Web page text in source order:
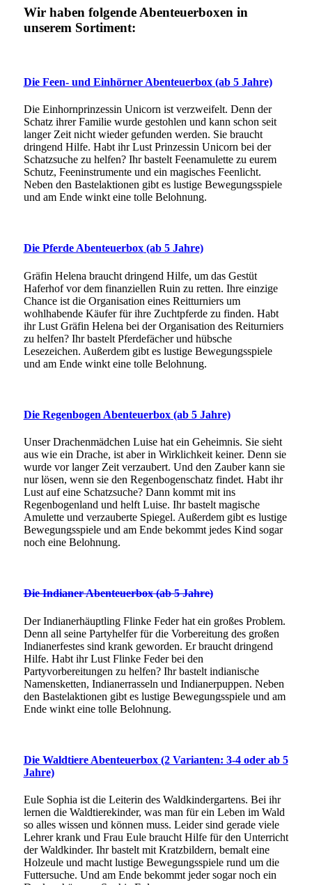
Wir haben folgende Abenteuerboxen in
unserem Sortiment:
Die Feen- und Einhörner Abenteuerbox(ab 5 Jahre)
Die Einhornprinzessin Unicorn ist verzweifelt. Denn der
Schatz ihrer Familie wurde gestohlen und kann schon seit
langer Zeit nicht wieder gefunden werden. Sie braucht
dringend Hilfe. Habt ihr Lust Prinzessin Unicorn bei der
Schatzsuche zu helfen? Ihr bastelt Feenamulette zu eurem
Schutz, Feeninstrumente und ein magisches Feenlicht.
Neben den Bastelaktionen gibt es lustige Bewegungsspiele
und am Ende winkt eine tolle Belohnung.
Die Pferde Abenteuerbox(ab 5 Jahre)
Gräfin Helena braucht dringend Hilfe, um das Gestüt
Haferhof vor dem finanziellen Ruin zu retten. Ihre einzige
Chance ist die Organisation eines Reitturniers um
wohlhabende Käufer für ihre Zuchtpferde zu finden. Habt
ihr Lust Gräfin Helena bei der Organisation des Reiturniers
zu helfen? Ihr bastelt Pferdefächer und hübsche
Lesezeichen. Außerdem gibt es lustige Bewegungsspiele
und am Ende winkt eine tolle Belohnung.
Die Regenbogen Abenteuerbox(ab 5 Jahre)
Unser Drachenmädchen Luise hat ein Geheimnis. Sie sieht
aus wie ein Drache, ist aber in Wirklichkeit keiner. Denn sie
wurde vor langer Zeit verzaubert. Und den Zauber kann sie
nur lösen, wenn sie den Regenbogenschatz findet. Habt ihr
Lust auf eine Schatzsuche? Dann kommt mit ins
Regenbogenland und helft Luise. Ihr bastelt magische
Amulette und verzauberte Spiegel. Außerdem gibt es lustige
Bewegungsspiele und am Ende bekommt jedes Kind sogar
noch eine Belohnung.
Die Indianer Abenteuerbox(ab 5 Jahre)
Der Indianerhäuptling Flinke Feder hat ein großes Problem.
Denn all seine Partyhelfer für die Vorbereitung des großen
Indianerfestes sind krank geworden. Er braucht dringend
Hilfe. Habt ihr Lust Flinke Feder bei den
Partyvorbereitungen zu helfen? Ihr bastelt indianische
Namensketten, Indianerrasseln und Indianerpuppen. Neben
den Bastelaktionen gibt es lustige Bewegungsspiele und am
Ende winkt eine tolle Belohnung.
Die Waldtiere Abenteuerbox(2 Varianten: 3-4oder ab 5
Jahre)
Eule Sophia ist die Leiterin des Waldkindergartens. Bei ihr
lernen die Waldtierekinder, was man für ein Leben im Wald
so alles wissen und können muss. Leider sind gerade viele
Lehrer krank und Frau Eule braucht Hilfe für den Unterricht
der Waldkinder. Ihr bastelt mit Kratzbildern, bemalt eine
Holzeule und macht lustige Bewegungsspiele rund um die
Futtersuche. Und am Ende bekommt jeder sogar noch ein